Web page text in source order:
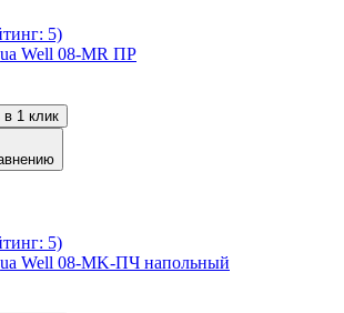
5)
Well 08-MR ПР
в 1 клик
5)
Well 08-MK-ПЧ напольный